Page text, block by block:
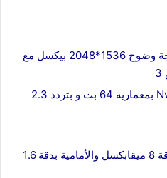
الشاشة : 8.9 أنش وبدرجة وضوح 1536*2048 بيكسل مع
المعالج : Nvidia Tegra K1 بمعمارية 64 بت و بتردد 2.3
الكاميرا : الخلفية تأتي بدقة 8 ميقابكسل والأمامية بدقة 1.6